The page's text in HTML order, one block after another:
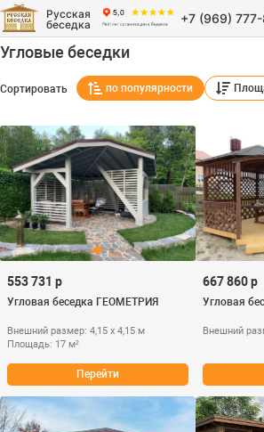
Русская
беседка
+7 (969)
Угловые беседки
Сортировать по популярности
553 731 р
Угловая беседка ГЕОМЕТРИЯ
Внешний размер: 4,15 х 4,15 м
Площадь: 17 м²
Перейти
667 860 р
Угловая
Внешний